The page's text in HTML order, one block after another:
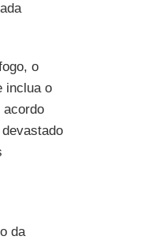
o
inclua o
acordo
da